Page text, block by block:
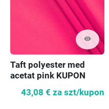
visibility
Taft polyester med
acetat pink KUPON
43,08 € za szt/kupon